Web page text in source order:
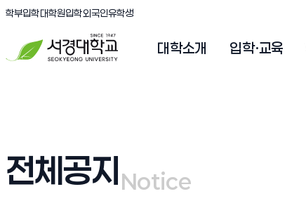
서경대학교
학부입학(새창 열림)
대학원입학(새창 열림)
외국인유학생(새창 열림)
대학소개 입학·교육
전체공지 Notice
Notice